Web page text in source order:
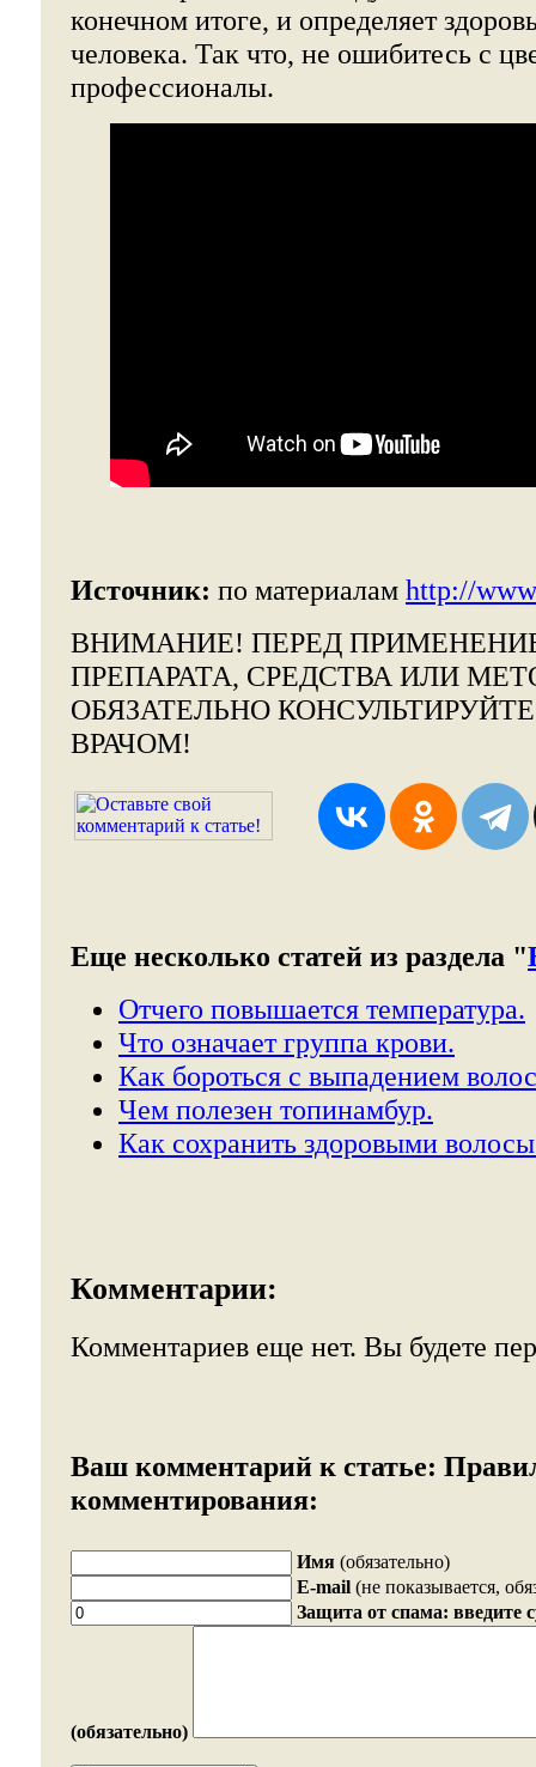
конечном итоге, и определяет
человека. Так что, не ошибитесь с
профессионалы.
Источник: по материалам http://
ВНИМАНИЕ! ПЕРЕД
ПРЕПАРАТА, СРЕДСТВА ИЛИ
ОБЯЗАТЕЛЬНО
ВРАЧОМ!
Еще несколько статей из раздела "
Отчего повышается температура.
Что означает группа крови.
Как бороться с выпадением
Чем полезен топинамбур.
Как сохранить здоровыми
Комментарии:
Комментариев еще нет. Вы будете
Ваш комментарий к статье:
комментирования:
Имя (обязательно)
E-mail (не показывается,
Защита от спама: введите
(обязательно)